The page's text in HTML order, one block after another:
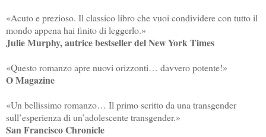
«Acuto e prezioso. Il classico libro che vuoi condividere con tutto il
mondo appena hai finito di leggerlo.»
Julie Murphy, autrice bestseller del New York Times
«Questo romanzo apre nuovi orizzonti… davvero potente!»
O Magazine
«Un bellissimo romanzo… Il primo scritto da una transgender
sull’esperienza di un’adolescente transgender.»
San Francisco Chronicle